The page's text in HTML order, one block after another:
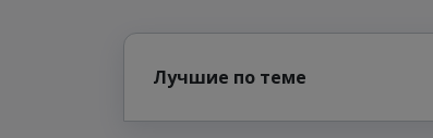
Лучшие по теме